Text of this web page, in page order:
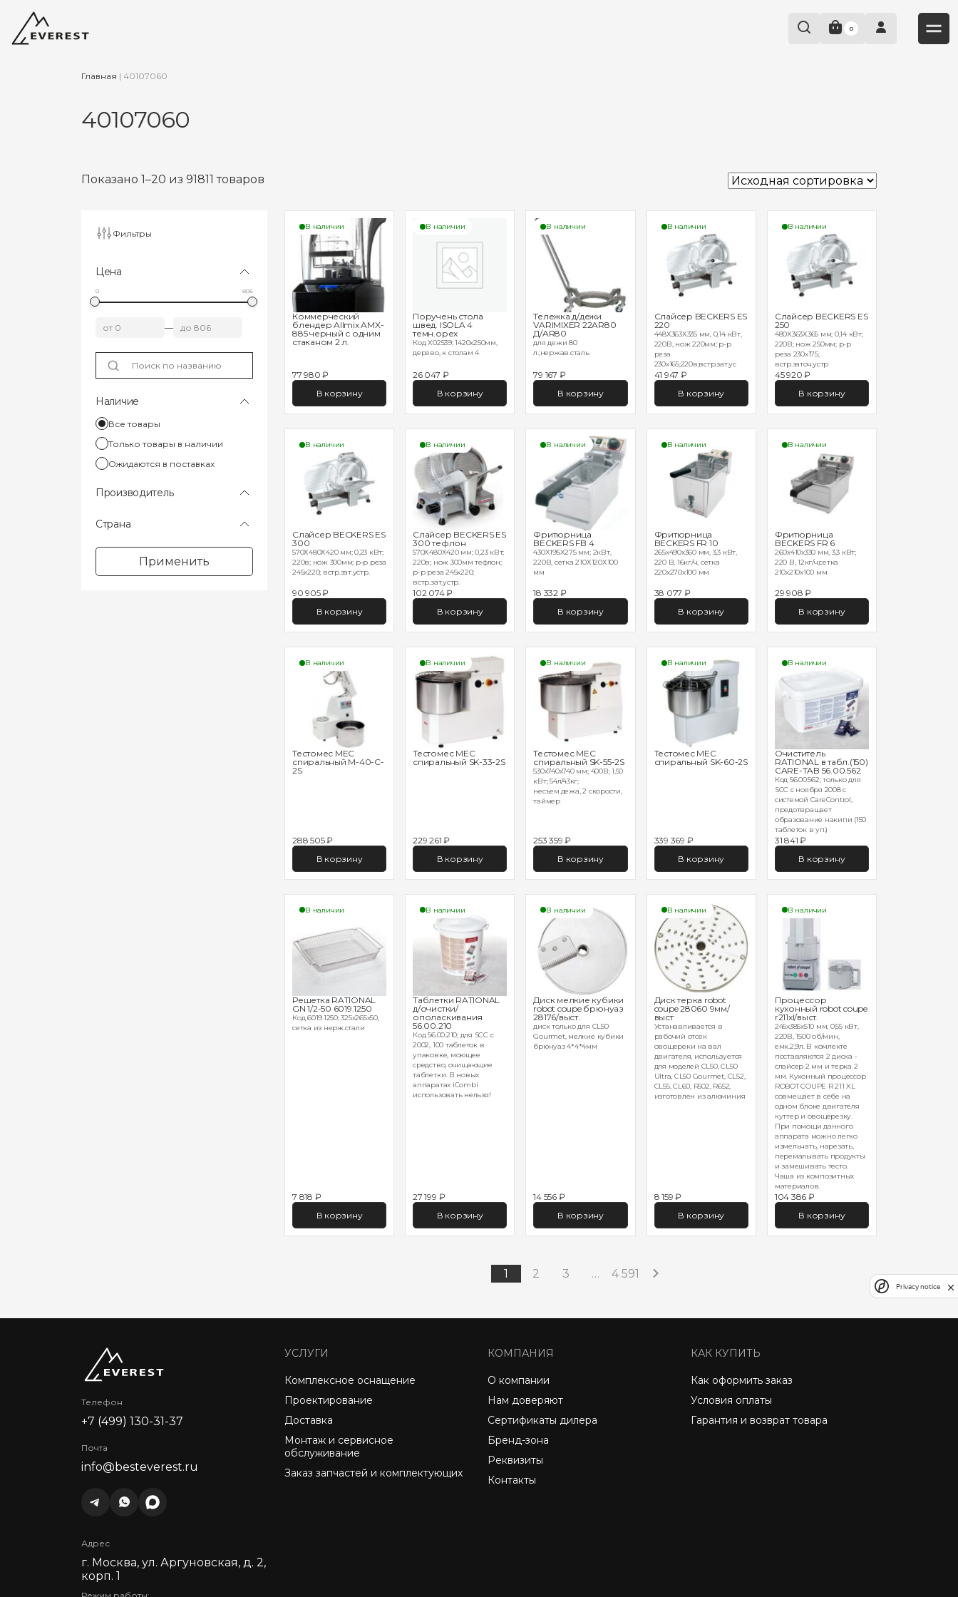
0
Главная | 40107060
40107060
Показано 1–20 из 91811 товаров
Фильтры
Цена
0 806
—
Наличие
Все товары
Только товары в наличии
Ожидаются в поставках
Производитель
Страна
Применить
В наличии
Коммерческий
блендер Allmix AMX-
885 черный с одним
стаканом 2 л.
77 980 ₽
В корзину
В наличии
Поручень стола
швед. ISOLA 4
темн.орех
Код X02539; 1420х250мм,
дерево, к столам 4
26 047 ₽
В корзину
В наличии
Тележка д/дежи
VARIMIXER 22AR80
Д/AR80
для дежи 80
л.;нержав.сталь
79 167 ₽
В корзину
В наличии
Слайсер BECKERS ES
220
448Х363Х335 мм, 0,14 кВт,
220В, нож 220мм; р-р
реза
230х165;220в;встр.зат.ус
41 947 ₽
В корзину
В наличии
Слайсер BECKERS ES
250
480Х363Х365 мм; 0,14 кВт;
220В; нож 250мм; р-р
реза 230х175;
встр.заточ.устр
45 920 ₽
В корзину
В наличии
Слайсер BECKERS ES
300
570Х480Х420 мм; 0,23 кВт;
220в; нож 300мм; р-р реза
245х220; встр.зат.устр.
90 905 ₽
В корзину
В наличии
Слайсер BECKERS ES
300 тефлон
570Х480Х420 мм; 0,23 кВт;
220в; нож 300мм тефлон;
р-р реза 245х220;
встр.зат.устр.
102 074 ₽
В корзину
В наличии
Фритюрница
BECKERS FB 4
430X195X275 мм; 2кВт,
220В, сетка 210Х120Х100
мм
18 332 ₽
В корзину
В наличии
Фритюрница
BECKERS FR 10
265x490x360 мм, 3,3 кВт,
220 В, 16кг/ч, сетка
220х270х100 мм
38 077 ₽
В корзину
В наличии
Фритюрница
BECKERS FR 6
260x410x330 мм, 3,3 кВт;
220 В, 12кг/ч;сетка
210х210х100 мм
29 908 ₽
В корзину
В наличии
Тестомес MEC
спиральный M-40-C-
2S
288 505 ₽
В корзину
В наличии
Тестомес MEC
спиральный SK-33-2S
229 261 ₽
В корзину
В наличии
Тестомес MEC
спиральный SK-55-2S
530х740х740 мм; 400В; 1,50
кВт; 54л/43кг;
несъем.дежа, 2 скорости,
таймер
253 359 ₽
В корзину
В наличии
Тестомес MEC
спиральный SK-60-2S
339 369 ₽
В корзину
В наличии
Очиститель
RATIONAL в табл.(150)
CARE-TAB 56.00.562
Код 56.00.562; только для
SCC с ноября 2008 с
системой CareControl,
предотвращает
образование накипи (150
таблеток в уп.)
31 841 ₽
В корзину
В наличии
Решетка RATIONAL
GN 1/2-50 6019.1250
Код 6019.1250; 325х265х50,
сетка из нерж.стали
7 818 ₽
В корзину
В наличии
Таблетки RATIONAL
д/очистки/
ополаскивания
56.00.210
Код 56.00.210; для SCC с
2002, 100 таблеток в
упаковке, моющее
средство, очищающие
таблетки. В новых
аппаратах iCombi
использовать нельзя!
27 199 ₽
В корзину
В наличии
Диск мелкие кубики
robot coupe брюнуаз
28176/выст.
диск только для CL50
Gourmet, мелкие кубики
брюнуаз 4*4*4мм
14 556 ₽
В корзину
В наличии
Диск терка robot
coupe 28060 9мм/
выст
Устанавливается в
рабочий отсек
овощереки на вал
двигателя, используется
для моделей CL50, CL50
Ultra, CL50 Gourmet, CL52,
CL55, CL60, R502, R652,
изготовлен из алюминия
8 159 ₽
В корзину
В наличии
Процессор
кухонный robot coupe
r211xl/выст.
245х385х510 мм, 0,55 кВт,
220В, 1500 об/мин,
емк.2,9л. В комлекте
поставляются 2 диска -
слайсер 2 мм и терка 2
мм. Кухонный процессор
ROBOT COUPE R 211 XL
совмещает в себе на
одном блоке двигателя
куттер и овощерезку.
При помощи данного
аппарата можно легко
измельчать, нарезать,
перемалывать продукты
и замешивать тесто.
Чаша из композитных
материалов.
104 386 ₽
В корзину
1 2 3 … 4 591
Телефон
+7 (499) 130-31-37
Почта
info@besteverest.ru
Адрес
г. Москва, ул. Аргуновская, д. 2,
корп. 1
УСЛУГИ
Комплексное оснащение
Проектирование
Доставка
Монтаж и сервисное
обслуживание
Заказ запчастей и комплектующих
КОМПАНИЯ
О компании
Нам доверяют
Сертификаты дилера
Бренд-зона
Реквизиты
Контакты
КАК КУПИТЬ
Как оформить заказ
Условия оплаты
Гарантия и возврат товара
Privacy notice